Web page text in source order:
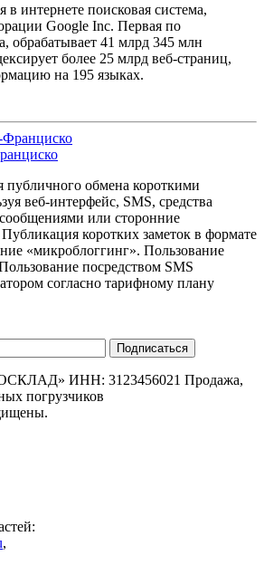
интернете поисковая система,
Google Inc. Первая по
обрабатывает 41 млрд 345 млн
более 25 млрд веб-страниц,
на 195 языках.
публичного обмена короткими
веб-интерфейс, SMS, средства
или сторонние
коротких заметок в формате
«микроблоггинг». Пользование
посредством SMS
согласно тарифному плану
ИНН: 3123456021 Продажа,
погрузчиков
,